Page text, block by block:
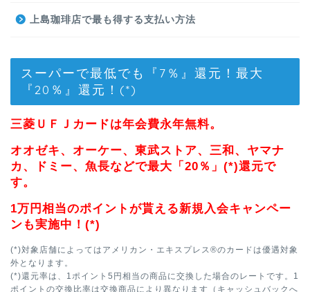
上島珈琲店で最も得する支払い方法
スーパーで最低でも『7％』還元！最大
『20％』還元！(*)
三菱ＵＦＪカードは年会費永年無料。
オオゼキ、オーケー、東武ストア、三和、ヤマナ
カ、ドミー、魚長などで最大「20％」(*)還元で
す。
1万円相当のポイントが貰える新規入会キャンペー
ンも実施中！(*)
(*)対象店舗によってはアメリカン・エキスプレス®のカードは優遇対象
外となります。
(*)還元率は、1ポイント5円相当の商品に交換した場合のレートです。1
ポイントの交換比率は交換商品により異なります（キャッシュバックへ